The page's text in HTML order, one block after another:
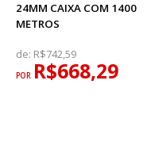
24MM CAIXA COM 1400
METROS
de: R$742,59
POR R$668,29